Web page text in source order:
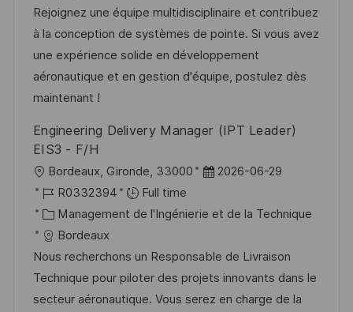
s
a
t
i
o
a
f
f
i
a
e
e
n
c
e
d
p
t
g
o
r
i
e
Rejoignez une équipe multidisciplinaire et contribuez
à la conception de systèmes de pointe. Si vous avez
une expérience solide en développement
aéronautique et en gestion d'équipe, postulez dès
maintenant !
Engineering Delivery Manager (IPT Leader)
EIS3 - F/H
o
c
a
l
i
s
Bordeaux, Gironde, 33000
D
t
d
’
a
2026-06-29
R
é
f
é
r
e
R0332394
Full time
C
a
t
é
g
Management de l'Ingénierie et de la Technique
Bordeaux
Nous recherchons un Responsable de Livraison
Technique pour piloter des projets innovants dans le
secteur aéronautique. Vous serez en charge de la